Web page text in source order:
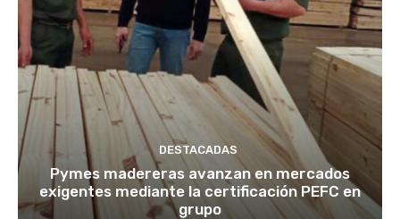
DESTACADAS
Pymes madereras avanzan en mercados
exigentes mediante la certificación PEFC en
grupo